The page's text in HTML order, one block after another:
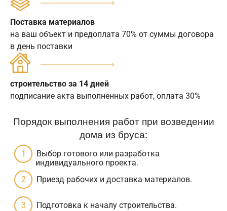
Поставка материалов
на ваш объект и предоплата 70% от суммы договора
в день поставки
строительство за 14 дней
подписание акта выполненных работ, оплата 30%
Порядок выполнения работ при возведении
дома из бруса:
Выбор готового или разработка
индивидуального проекта.
Приезд рабочих и доставка материалов.
Подготовка к началу строительства.